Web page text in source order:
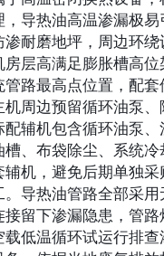
导热油高温渗漏极
耐磨地坪，周边环
层高满足膨胀槽高
路最高点位置，配
周边预留循环油泵
辅机包含循环油泵
、布袋除尘、系统
机，避免后期单独
导热油管路全部采
留下渗漏隐患，管
低温循环试运行排